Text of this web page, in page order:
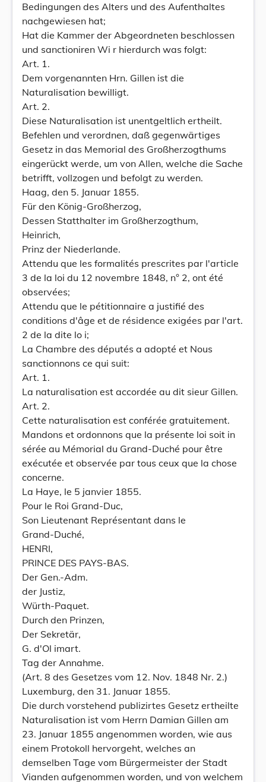
Bedingungen des Alters und des Aufenthaltes
nachgewiesen hat;
Hat die Kammer der Abgeordneten beschlossen
und sanctioniren Wi r hierdurch was folgt:
Art. 1.
Dem vorgenannten Hrn. Gillen ist die
Naturalisation bewilligt.
Art. 2.
Diese Naturalisation ist unentgeltlich ertheilt.
Befehlen und verordnen, daß gegenwärtiges
Gesetz in das Memorial des Großherzogthums
eingerückt werde, um von Allen, welche die Sache
betrifft, vollzogen und befolgt zu werden.
Haag, den 5. Januar 1855.
Für den König-Großherzog,
Dessen Statthalter im Großherzogthum,
Heinrich,
Prinz der Niederlande.
Attendu que les formalités prescrites par l'article
3 de la loi du 12 novembre 1848, n° 2, ont été
observées;
Attendu que le pétitionnaire a justifié des
conditions d'âge et de résidence exigées par l'art.
2 de la dite lo i;
La Chambre des députés a adopté et Nous
sanctionnons ce qui suit:
Art. 1.
La naturalisation est accordée au dit sieur Gillen.
Art. 2.
Cette naturalisation est conférée gratuitement.
Mandons et ordonnons que la présente loi soit in
sérée au Mémorial du Grand-Duché pour être
exécutée et observée par tous ceux que la chose
concerne.
La Haye, le 5 janvier 1855.
Pour le Roi Grand-Duc,
Son Lieutenant Représentant dans le
Grand-Duché,
HENRI,
PRINCE DES PAYS-BAS.
Der Gen.-Adm.
der Justiz,
Würth-Paquet.
Durch den Prinzen,
Der Sekretär,
G. d'Ol imart.
Tag der Annahme.
(Art. 8 des Gesetzes vom 12. Nov. 1848 Nr. 2.)
Luxemburg, den 31. Januar 1855.
Die durch vorstehend publizirtes Gesetz ertheilte
Naturalisation ist vom Herrn Damian Gillen am
23. Januar 1855 angenommen worden, wie aus
einem Protokoll hervorgeht, welches an
demselben Tage vom Bürgermeister der Stadt
Vianden aufgenommen worden, und von welchem